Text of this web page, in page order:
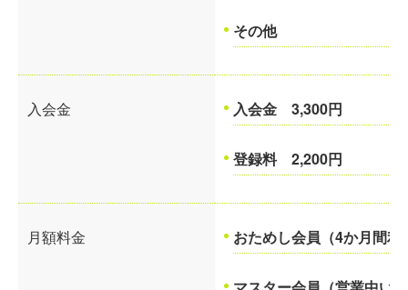
その他
入会金 入会金 3,300円
登録料 2,200円
月額料金 おためし会員（4か月間利